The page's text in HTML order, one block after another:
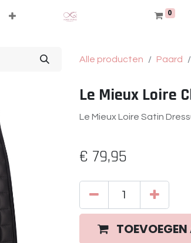
0
Alle producten Paard
Le Mieux Loire
Le Mieux Loire Satin
€ 79,95